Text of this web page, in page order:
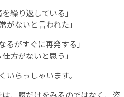
を繰り返している」
がないと言われた」
るがすぐに再発する」
仕方がないと思う」
いらっしゃいます。